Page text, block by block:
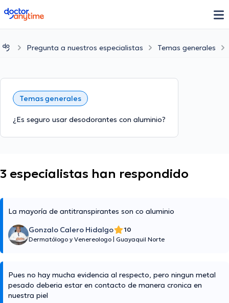
doctoranytime
Pregunta a nuestros especialistas Temas generales
Temas generales
¿Es seguro usar desodorantes con aluminio?
3 especialistas han respondido
La mayoría de antitranspirantes son co aluminio
Gonzalo Calero Hidalgo
10
Dermatólogo y Venereologo Guayaquil Norte
Pues no hay mucha evidencia al respecto, pero ningun metal
pesado deberia estar en contacto de manera cronica en
nuestra piel